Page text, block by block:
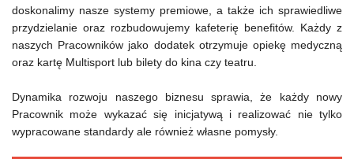
doskonalimy nasze systemy premiowe, a także ich sprawiedliwe
przydzielanie oraz rozbudowujemy kafeterię benefitów. Każdy z
naszych Pracowników jako dodatek otrzymuje opiekę medyczną
oraz kartę Multisport lub bilety do kina czy teatru.
Dynamika rozwoju naszego biznesu sprawia, że każdy nowy
Pracownik może wykazać się inicjatywą i realizować nie tylko
wypracowane standardy ale również własne pomysły.